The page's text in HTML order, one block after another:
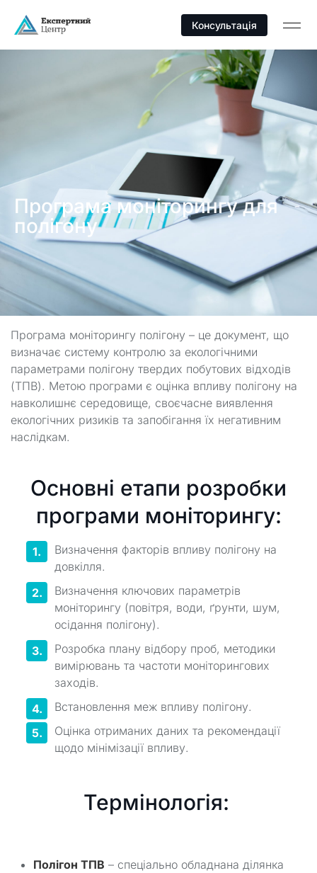
Консультація
Програма моніторингу для
полігону
Програма моніторингу полігону – це документ, що
визначає систему контролю за екологічними
параметрами полігону твердих побутових відходів
(ТПВ). Метою програми є оцінка впливу полігону на
навколишнє середовище, своєчасне виявлення
екологічних ризиків та запобігання їх негативним
наслідкам.
Основні етапи розробки
програми моніторингу:
Визначення факторів впливу полігону на
довкілля.
Визначення ключових параметрів
моніторингу (повітря, води, ґрунти, шум,
осідання полігону).
Розробка плану відбору проб, методики
вимірювань та частоти моніторингових
заходів.
Встановлення меж впливу полігону.
Оцінка отриманих даних та рекомендації
щодо мінімізації впливу.
Термінологія:
Полігон ТПВ – спеціально обладнана ділянка